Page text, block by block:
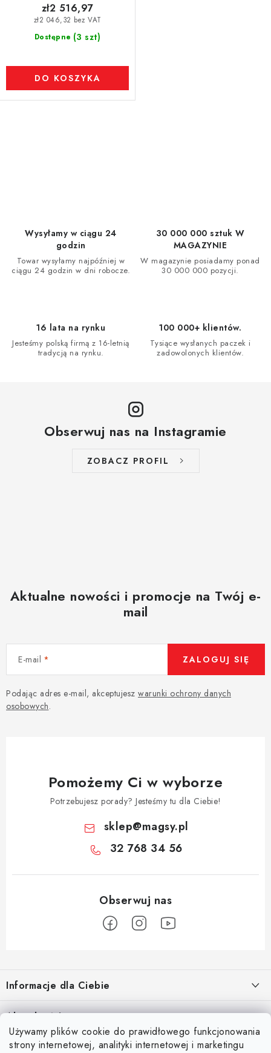
Używamy plików cookie do prawidłowego funkcjonowania
strony internetowej, analityki internetowej i marketingu
Dostępne (3 szt)
zł2 046,32 bez VAT
zł2 516,97
DO KOSZYKA
y
Wysyłamy w ciągu 24
godzin
Towar wysyłamy najpóźniej w
ciągu 24 godzin w dni robocze.
30 000 000 sztuk W
MAGAZYNIE
W magazynie posiadamy ponad
30 000 000 pozycji.
16 lata na rynku
Jesteśmy polską firmą z 16-letnią
tradycją na rynku.
100 000+ klientów.
Tysiące wysłanych paczek i
zadowolonych klientów.
Obserwuj nas na Instagramie
ZOBACZ PROFIL
Aktualne nowości i promocje na Twój e-
mail
E-mail
Podając adres e-mail, akceptujesz warunki ochrony danych
osobowych.
ZALOGUJ SIĘ
Pomożemy Ci w wyborze
Potrzebujesz porady? Jesteśmy tu dla Ciebie!
sklep@magsy.pl
32 768 34 56
o
p
Informacje dla Ciebie
O nas
Regulamin e-sklepu
Aktualności
Odkryj magię kieszeni magnetycznych
Facebook